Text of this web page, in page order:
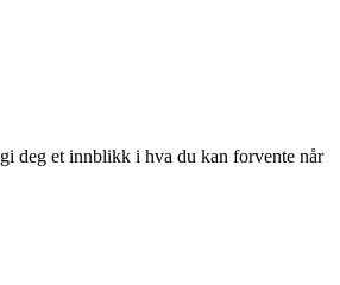
deg et innblikk i hva du kan forvente når